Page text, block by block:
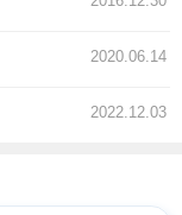
2020.06.14
2022.12.03